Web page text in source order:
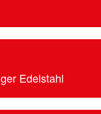
Edelstahl